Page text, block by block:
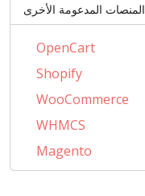
المنصات المدعومة الأخرى
OpenCart
Shopify
WooCommerce
WHMCS
Magento
PrestaShop